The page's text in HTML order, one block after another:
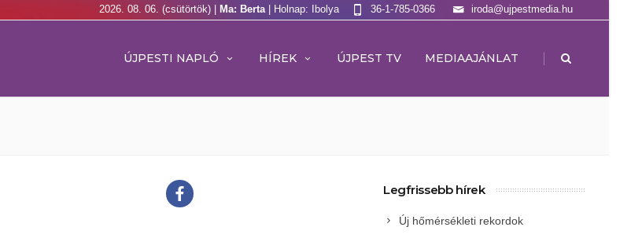
2026. 08. 06. (csütörtök) | Ma: Berta | Holnap: Ibolya iroda@ujpestmedia.hu
36-1-785-0366
ÚJPESTI NAPLÓ HÍREK ÚJPEST TV MEDIAAJÁNLAT |
Legfrissebb hírek
Új hőmérsékleti rekordok